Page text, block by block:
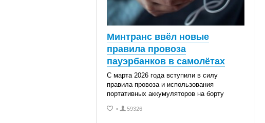
Минтранс ввёл новые
правила провоза
пауэрбанков в самолётах
С марта 2026 года вступили в силу
правила провоза и использования
портативных аккумуляторов на борту
• 59326